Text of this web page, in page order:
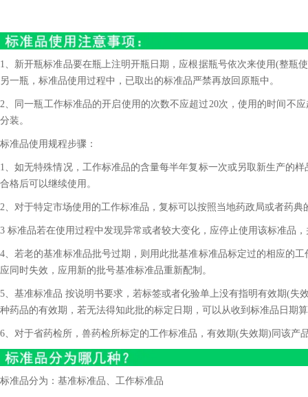
1、新开瓶标准品要在瓶上注明开瓶日期，应根据瓶号依次来使用(整
另一瓶，标准品使用过程中，已取出的标准品严禁再放回原瓶中。
2、同一瓶工作标准品的开启使用的次数不应超过20次，使用的时间不
分装。
标准品使用规程步骤：
1、如无特殊情况，工作标准品的含量每半年复标一次或另取新生产的
合格后可以继续使用。
2、对于特定市场使用的工作标准品，复标可以按照当地药政局或者药典
3 标准品若在使用过程中发现异常或者较大变化，应停止使用该标准品
4、若老的基准标准品批号过期，则用此批基准标准品标定过的相应的
应同时失效，应用新的批号基准标准品重新配制。
5、基准标准品 按说明书要求，若标签或者化验单上没有指明有效期(失
种药品的有效期，若无法得知此批的标定日期，可以从收到标准品日期
6、对于省药检所，兽药检所标定的工作标准品，有效期(失效期)同该产
标准品分为：基准标准品、工作标准品